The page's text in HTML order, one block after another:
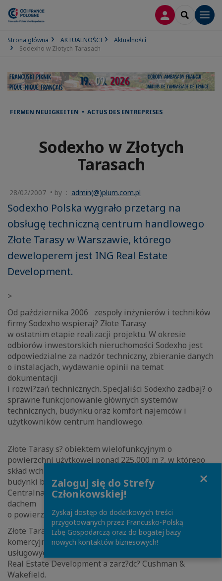
LOGOWANIE
SEARCH
Strona główna AKTUALNOŚCI
Aktualności
Sodexho w Złotych Tarasach
FIRMEN NEUIGKEITEN • ACTUS DES ENTREPRISES
Sodexho w Złotych
Tarasach
28/02/2007 • by : admin(@)plum.com.pl
Sodexho Polska wygrało przetarg na
obsługę techniczną centrum handlowego
Złote Tarasy w Warszawie, którego
deweloperem jest ING Real Estate
Development.
>
Od października 2006 zespoły inżynierów i techników
firmy Sodexho wspieraj? Złote Tarasy
w ostatnim etapie realizacji projektu. W okresie
odbiorów inwestorskich nieruchomości Sodexho jest
odpowiedzialne za nadzór techniczny, zbieranie danych
o instalacjach, wydawanie opinii na temat
dokumentacji
i rozwi?zań technicznych. Specjaliści Sodexho zadbaj? o
sprawne funkcjonowanie głównych systemów
technicznych, budynku oraz komfort najemców i
użytkowników centrum handlowego.
Złote Tarasy s? obiektem wielofunkcyjnym o
powierzchni użytkowej ponad 225,000 m ?, w którego
skład wchodzi centrum handlowo – rozrywkowe,
budynki biurowe oraz parking podziemny.
Centralna część przykryta jest unikalnym szkalnym
dachem
o powierzchni ponad 1 ha.
Złote Tarasy oferuj? około 63,500 m 2powierzchni
komercyjnej, w tym ponad 200 sklepów i punktów
usługowych. Deweloperem Złotych Tarasów jest ING
Real Estate Development a zarz?dc? Cushman &
Wakefield.
Zaloguj się do Strefy
Członkowskiej!
Zyskaj dostęp do dodatkowych treści
przygotowanych przez Francusko-Polską
Izbę Gospodarczą oraz do bogatej bazy
nowych kontaktów biznesowych!